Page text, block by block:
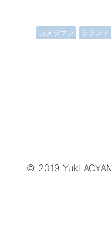
カメラマン ラランド
© 2019 Yuki